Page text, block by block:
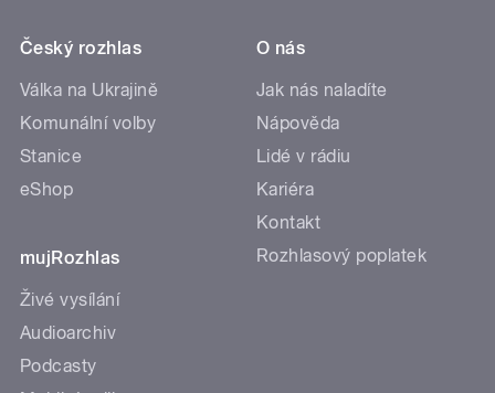
Český rozhlas
Válka na Ukrajině
Komunální volby
Stanice
eShop
mujRozhlas
Živé vysílání
Audioarchiv
Podcasty
O nás
Jak nás naladíte
Nápověda
Lidé v rádiu
Kariéra
Kontakt
Rozhlasový poplatek